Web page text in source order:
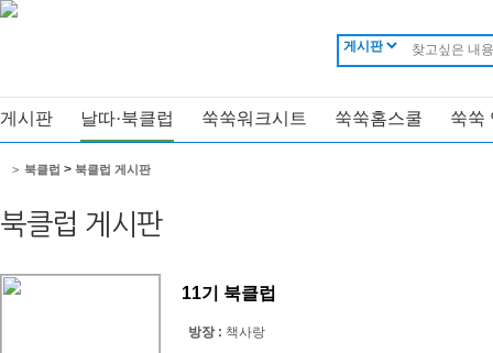
게시판 날따·북클럽 쑥쑥워크시트 쑥쑥홈스쿨 쑥쑥
북클럽 게시판
> 북클럽 > 북클럽 게시판
11기 북클럽
방장 : 책사랑